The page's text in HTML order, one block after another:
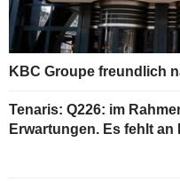
KBC Groupe freundlich
Tenaris: Q226: im
Erwartungen. Es fehlt an